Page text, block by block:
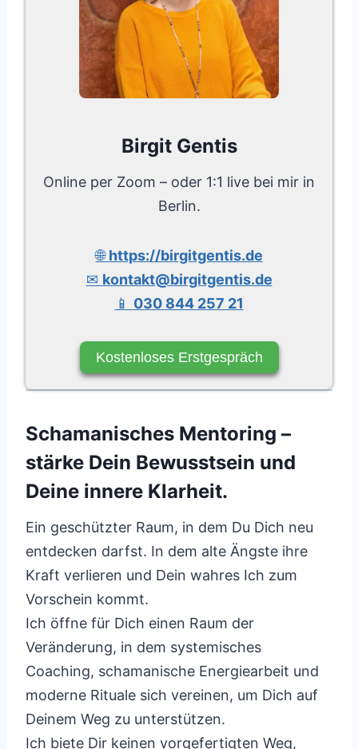
Birgit Gentis
Online per Zoom – oder 1:1 live bei mir in
Berlin.
🌐https://birgitgentis.de
✉ kontakt@birgitgentis.de
📱 030 844 257 21
Kostenloses Erstgespräch
Schamanisches Mentoring –
stärke Dein Bewusstsein und
Deine innere Klarheit.
Ein geschützter Raum, in dem Du Dich neu
entdecken darfst. In dem alte Ängste ihre
Kraft verlieren und Dein wahres Ich zum
Vorschein kommt.
Ich öffne für Dich einen Raum der
Veränderung, in dem systemisches
Coaching, schamanische Energiearbeit und
moderne Rituale sich vereinen, um Dich auf
Deinem Weg zu unterstützen.
Ich biete Dir keinen vorgefertigten Weg,